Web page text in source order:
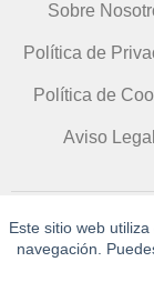
Este sitio web
navegación.
Sobre
Política de
Política de
Aviso Legal
©